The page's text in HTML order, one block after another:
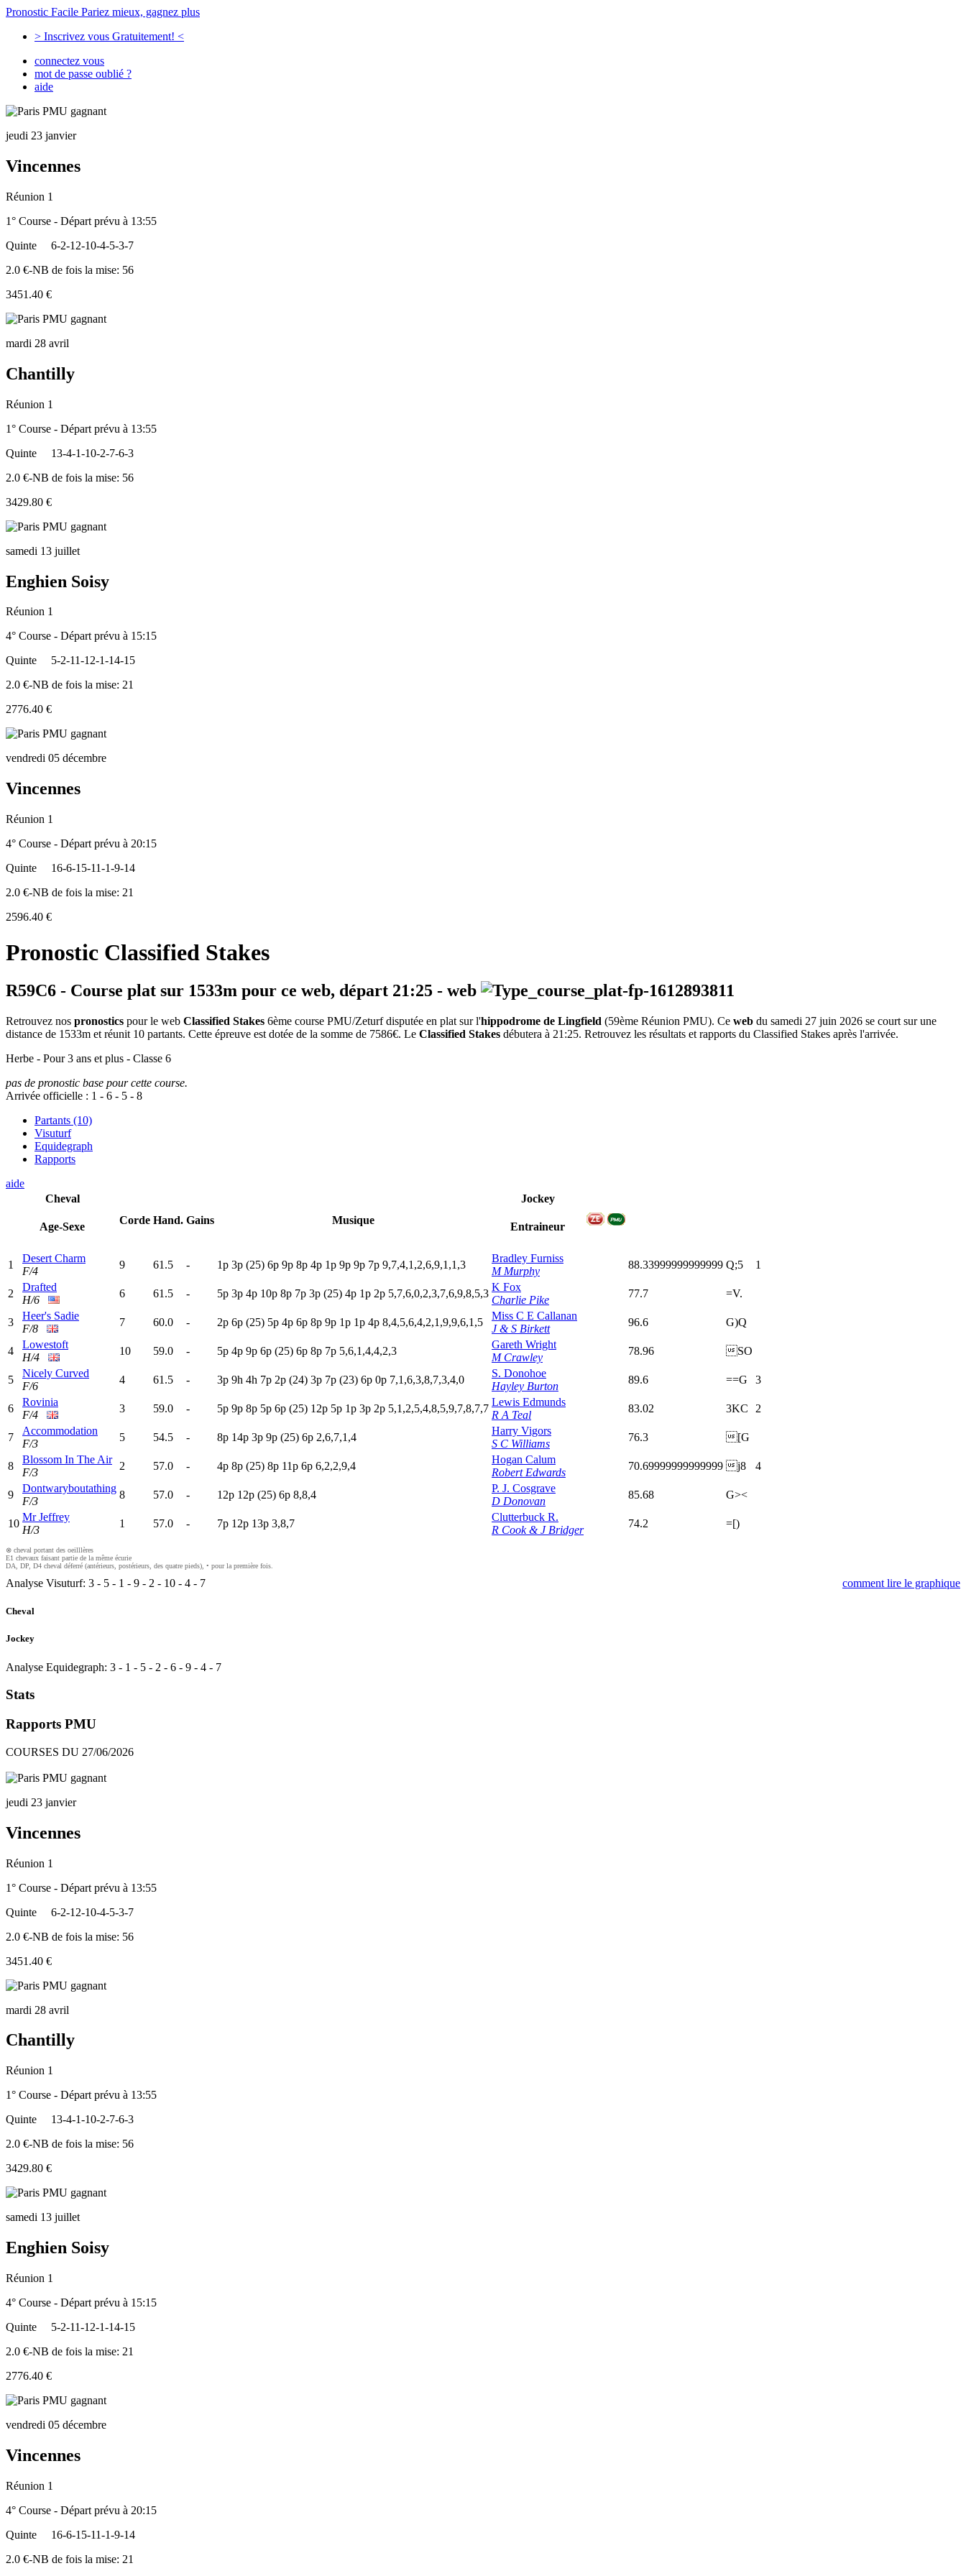
Pronostic Facile Pariez mieux, gagnez plus
> Inscrivez vous Gratuitement! <
connectez vous
mot de passe oublié ?
aide
jeudi 23 janvier
Vincennes
Réunion 1
1° Course - Départ prévu à 13:55
Quinte
6-2-12-10-4-5-3-7
2.0 €-NB de fois la mise: 56
3451.40 €
mardi 28 avril
Chantilly
Réunion 1
1° Course - Départ prévu à 13:55
Quinte
13-4-1-10-2-7-6-3
2.0 €-NB de fois la mise: 56
3429.80 €
samedi 13 juillet
Enghien Soisy
Réunion 1
4° Course - Départ prévu à 15:15
Quinte
5-2-11-12-1-14-15
2.0 €-NB de fois la mise: 21
2776.40 €
vendredi 05 décembre
Vincennes
Réunion 1
4° Course - Départ prévu à 20:15
Quinte
16-6-15-11-1-9-14
2.0 €-NB de fois la mise: 21
2596.40 €
Pronostic Classified Stakes
R59C6 - Course plat sur 1533m pour ce web, départ 21:25 - web
Retrouvez nos pronostics pour le web Classified Stakes 6ème course PMU/Zeturf disputée en plat sur l'hippodrome de Lingfield (59ème Réunion PMU). Ce web du samedi 27 juin 2026 se court sur une
distance de 1533m et réunit 10 partants. Cette épreuve est dotée de la somme de 7586€. Le Classified Stakes débutera à 21:25. Retrouvez les résultats et rapports du Classified Stakes après l'arrivée.
Herbe - Pour 3 ans et plus - Classe 6
pas de pronostic base pour cette course.
Arrivée officielle : 1 - 6 - 5 - 8
Partants (10)
Visuturf
Equidegraph
Rapports
aide
Cheval
Age-Sexe
Corde Hand. Gains Musique
Jockey
Entraineur
1
Desert Charm
F/4
9 61.5 - 1p 3p (25) 6p 9p 8p 4p 1p 9p 9p 7p 9,7,4,1,2,6,9,1,1,3
Bradley Furniss
M Murphy
88.33999999999999 Q;5 1
2
Drafted
H/6
6 61.5 - 5p 3p 4p 10p 8p 7p 3p (25) 4p 1p 2p 5,7,6,0,2,3,7,6,9,8,5,3
K Fox
Charlie Pike
77.7 =V.
3
Heer's Sadie
F/8
7 60.0 - 2p 6p (25) 5p 4p 6p 8p 9p 1p 1p 4p 8,4,5,6,4,2,1,9,9,6,1,5
Miss C E Callanan
J & S Birkett
96.6 G)Q
4
Lowestoft
H/4
10 59.0 - 5p 4p 9p 6p (25) 6p 8p 7p 5,6,1,4,4,2,3
Gareth Wright
M Crawley
78.96 SO
5
Nicely Curved
F/6
4 61.5 - 3p 9h 4h 7p 2p (24) 3p 7p (23) 6p 0p 7,1,6,3,8,7,3,4,0
S. Donohoe
Hayley Burton
89.6 ==G 3
6
Rovinia
F/4
3 59.0 - 5p 9p 8p 5p 6p (25) 12p 5p 1p 3p 2p 5,1,2,5,4,8,5,9,7,8,7,7
Lewis Edmunds
R A Teal
83.02 3KC 2
7
Accommodation
F/3
5 54.5 - 8p 14p 3p 9p (25) 6p 2,6,7,1,4
Harry Vigors
S C Williams
76.3 [G
8
Blossom In The Air
F/3
2 57.0 - 4p 8p (25) 8p 11p 6p 6,2,2,9,4
Hogan Calum
Robert Edwards
70.69999999999999 j8 4
9
Dontwaryboutathing
F/3
8 57.0 - 12p 12p (25) 6p 8,8,4
P. J. Cosgrave
D Donovan
85.68 G><
10
Mr Jeffrey
H/3
1 57.0 - 7p 12p 13p 3,8,7
Clutterbuck R.
R Cook & J Bridger
74.2 =[)
⊗ cheval portant des oeilllères
E1 chevaux faisant partie de la même écurie
DA, DP, D4 cheval déferré (antérieurs, postérieurs, des quatre pieds), • pour la première fois.
Analyse Visuturf: 3 - 5 - 1 - 9 - 2 - 10 - 4 - 7 comment lire le graphique
Cheval
Jockey
Analyse Equidegraph: 3 - 1 - 5 - 2 - 6 - 9 - 4 - 7
Stats
Rapports PMU
COURSES DU 27/06/2026
jeudi 23 janvier
Vincennes
Réunion 1
1° Course - Départ prévu à 13:55
Quinte
6-2-12-10-4-5-3-7
2.0 €-NB de fois la mise: 56
3451.40 €
mardi 28 avril
Chantilly
Réunion 1
1° Course - Départ prévu à 13:55
Quinte
13-4-1-10-2-7-6-3
2.0 €-NB de fois la mise: 56
3429.80 €
samedi 13 juillet
Enghien Soisy
Réunion 1
4° Course - Départ prévu à 15:15
Quinte
5-2-11-12-1-14-15
2.0 €-NB de fois la mise: 21
2776.40 €
vendredi 05 décembre
Vincennes
Réunion 1
4° Course - Départ prévu à 20:15
Quinte
16-6-15-11-1-9-14
2.0 €-NB de fois la mise: 21